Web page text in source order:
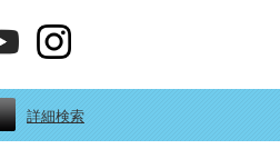
詳細検索